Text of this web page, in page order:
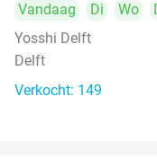
Vandaag Di Wo
Yosshi Delft
Delft
Verkocht: 149